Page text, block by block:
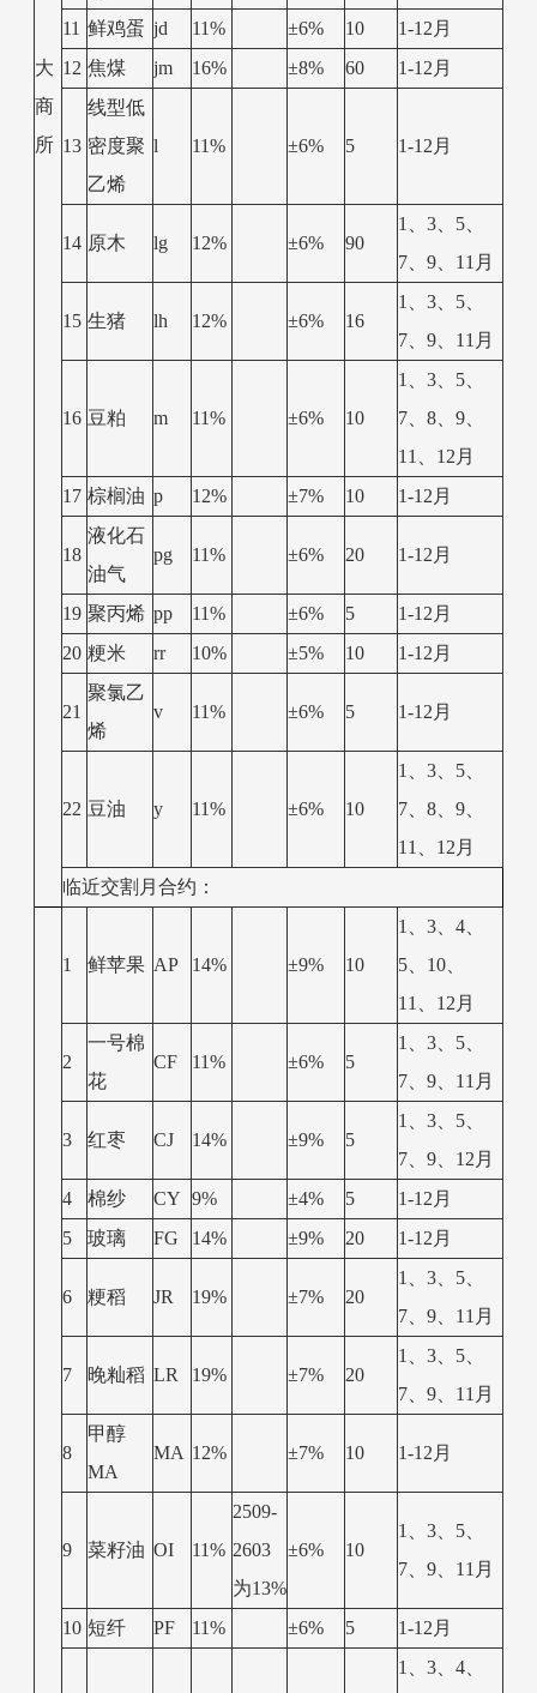
大
商
所
11 鲜鸡蛋 jd 11% ±6% 10
1-12月
12 焦煤 jm 16% ±8% 60 1-12月
13
线型低
密度聚
乙烯
l 11% ±6% 5 1-12月
14 原木 lg 12% ±6% 90
1、3、5、
7、9、11月
15 生猪 lh 12% ±6% 16
1、3、5、
7、9、11月
16 豆粕 m 11% ±6% 10
1、3、5、
7、8、9、
11、12月
17 棕榈油 p 12% ±7% 10 1-12月
18
液化石
油气
pg 11% ±6% 20 1-12月
19 聚丙烯 pp 11% ±6% 5
1-12月
20 粳米 rr 10% ±5% 10 1-12月
21
聚氯乙
烯
v 11% ±6% 5 1-12月
22 豆油 y 11% ±6% 10
1、3、5、
7、8、9、
11、12月
临近交割月合约：
1 鲜苹果 AP 14% ±9% 10
1、3、4、
5、10、
11、12月
2
一号棉
花
CF 11% ±6% 5
1、3、5、
7、9、11月
3 红枣 CJ 14% ±9% 5
1、3、5、
7、9、12月
4
棉纱 CY 9% ±4% 5
1-12月
5
玻璃 FG 14% ±9% 20 1-12月
6 粳稻 JR 19% ±7% 20
1、3、5、
7、9、11月
7 晚籼稻 LR 19% ±7% 20
1、3、5、
7、9、11月
8
甲醇
MA
MA 12% ±7% 10 1-12月
9 菜籽油 OI 11%
2509-
2603
为13%
±6% 10
1、3、5、
7、9、11月
10 短纤 PF 11% ±6% 5
1-12月
1、3、4、